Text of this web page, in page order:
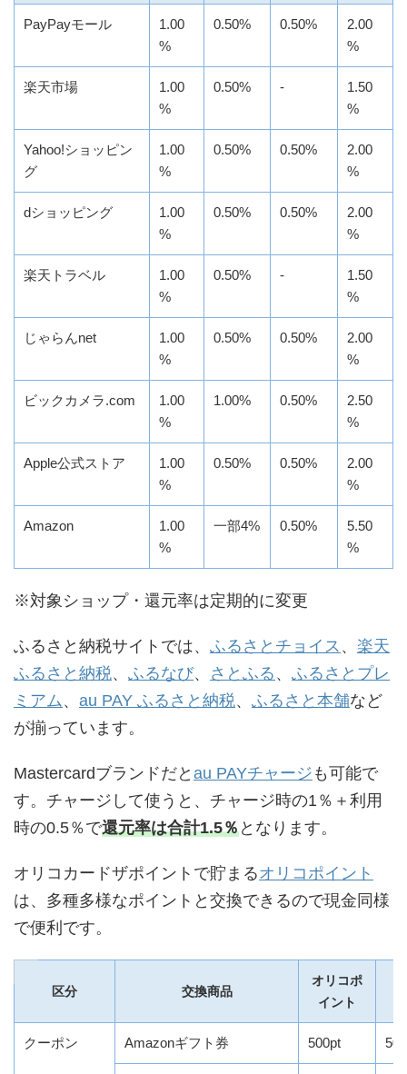
PayPayモール
1.00
%
0.50% 0.50%
2.00
%
楽天市場
1.00
%
0.50% -
1.50
%
Yahoo!ショッピン
グ
1.00
%
0.50% 0.50%
2.00
%
dショッピング
1.00
%
0.50% 0.50%
2.00
%
楽天トラベル
1.00
%
0.50% -
1.50
%
じゃらんnet
1.00
%
0.50% 0.50%
2.00
%
ビックカメラ.com
1.00
%
1.00% 0.50%
2.50
%
Apple公式ストア
1.00
%
0.50% 0.50%
2.00
%
Amazon
1.00
%
一部4% 0.50%
5.50
%
※対象ショップ・還元率は定期的に変更
ふるさと納税サイトでは、 ふるさとチョイス 、 楽天
ふるさと納税、 ふるなび、 さとふる 、 ふるさとプレ
ミアム、 au PAY ふるさと納税、 ふるさと本舗など
が揃っています。
Mastercardブランドだと au PAYチャージ も可能で
す。チャージして使うと、チャージ時の1％＋利用
時の0.5％で還元率は合計1.5％となります。
オリコカードザポイントで貯まるオリコポイント
は、多種多様なポイントと交換できるので現金同様
で便利です。
区分 交換商品
オリコポ
イント
クーポン Amazonギフト券 500pt